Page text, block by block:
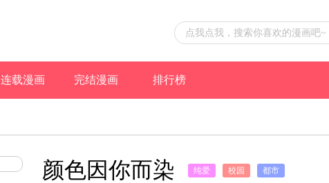
连载漫画 完结漫画 排行榜
颜色因你而染 纯爱 校园 都市